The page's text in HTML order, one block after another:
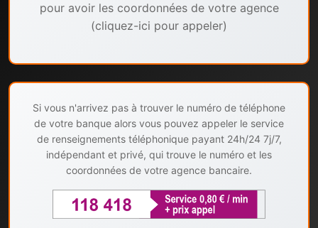
pour avoir les coordonnées de votre agence
(cliquez-ici pour appeler)
Si vous n'arrivez pas à trouver le numéro de téléphone
de votre banque alors vous pouvez appeler le service
de renseignements téléphonique payant 24h/24 7j/7,
indépendant et privé, qui trouve le numéro et les
coordonnées de votre agence bancaire.